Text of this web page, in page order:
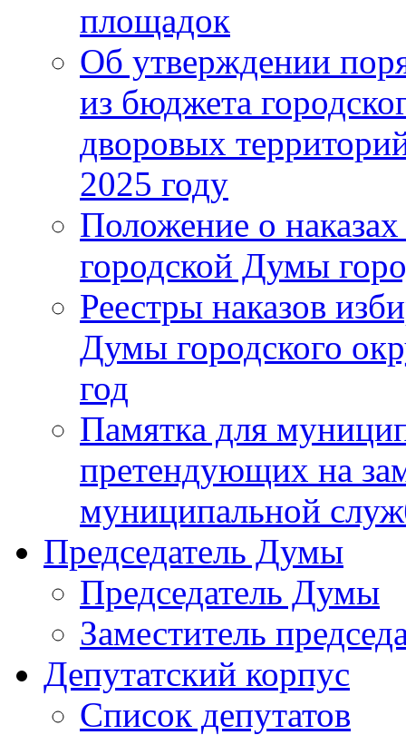
площадок
Об утверждении
из бюджета
дворовых
2025 году
Положение о
городской Думы
Реестры наказов
Думы городского
год
Памятка для
претендующих на
муниципальной
Председатель Думы
Председатель Думы
Заместитель
Депутатский корпус
Список депутатов